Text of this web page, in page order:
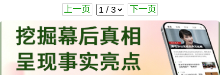
上一页 下一页